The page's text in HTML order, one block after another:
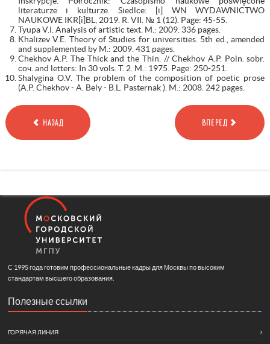
literaturze i kulturze. Siedlce: [i] WN WYDAWNICTWO
NAUKOWE IKR[i]BL, 2019. R. VII. № 1 (12). Page: 45-55.
Tyupa V.I. Analysis of artistic text. M.: 2009. 336 pages.
Khalizev V.E. Theory of Studies for universities. 5th ed., amended
and supplemented by M.: 2009. 431 pages.
Chekhov A.P. The Thick and the Thin. // Chekhov A.P. Poln. sobr.
соч. and letters: In 30 vols. T. 2. M.: 1975. Page: 250-251.
Shalygina O.V. The problem of the composition of poetic prose
(A.P. Chekhov - A. Bely - B.L. Pasternak ). M.: 2008. 242 pages.
НАЗАД ВПЕРЕД
С 1995 года готовим профессиональные кадры для Москвы по высоким
стандартам высшего образования.
Полезные ссылки
ГОРЯЧАЯ ЛИНИЯ